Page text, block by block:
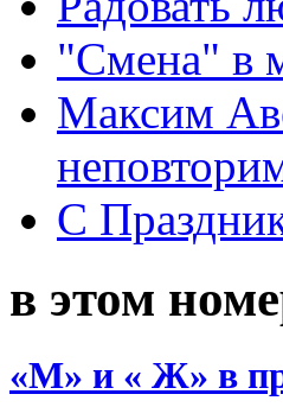
"Смена" в
Максим
С
в этом
«М» и « Ж» в